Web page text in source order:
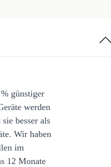
günstiger
werden
besser als
Wir haben
im
12 Monate